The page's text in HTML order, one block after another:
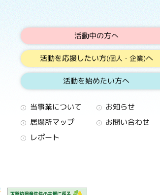
活動中の方へ
活動を応援したい方(個人・企業)へ
活動を始めたい方へ
当事業について
お知らせ
居場所マップ
お問い合わせ
レポート